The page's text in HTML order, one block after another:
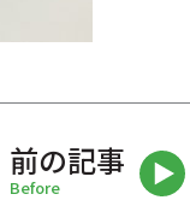
前の記事
Before